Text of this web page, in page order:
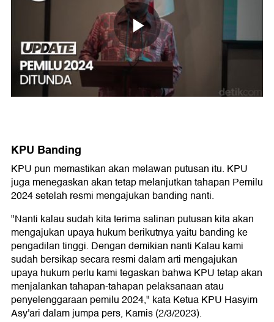
KPU Banding
KPU pun memastikan akan melawan putusan itu. KPU
juga menegaskan akan tetap melanjutkan tahapan Pemilu
2024 setelah resmi mengajukan banding nanti.
"Nanti kalau sudah kita terima salinan putusan kita akan
mengajukan upaya hukum berikutnya yaitu banding ke
pengadilan tinggi. Dengan demikian nanti Kalau kami
sudah bersikap secara resmi dalam arti mengajukan
upaya hukum perlu kami tegaskan bahwa KPU tetap akan
menjalankan tahapan-tahapan pelaksanaan atau
penyelenggaraan pemilu 2024," kata Ketua KPU Hasyim
Asy'ari dalam jumpa pers, Kamis (2/3/2023).